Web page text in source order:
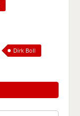
Dirk Boll